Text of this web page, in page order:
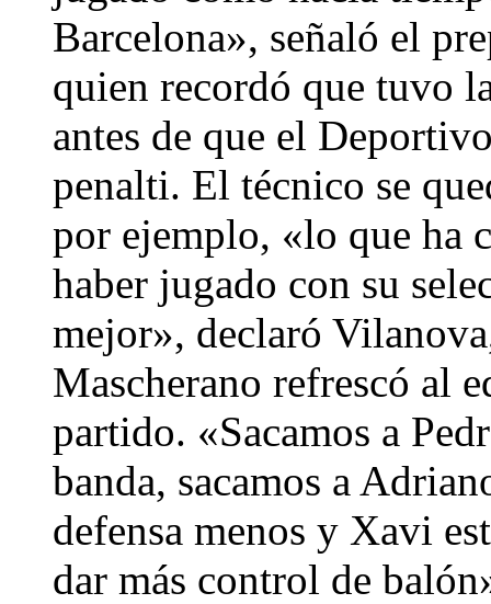
Barcelona», señaló el
quien recordó que tuvo
antes de que el
penalti. El técnico se
por ejemplo, «lo que ha
haber jugado con su
mejor», declaró
Mascherano refrescó al
partido. «Sacamos a
banda, sacamos a
defensa menos y Xavi
dar más control de